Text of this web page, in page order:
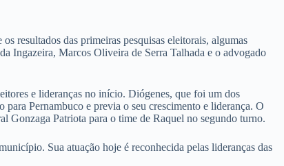
resultados das primeiras pesquisas eleitorais, algumas
Ingazeira, Marcos Oliveira de Serra Talhada e o advogado
e lideranças no início. Diógenes, que foi um dos
Pernambuco e previa o seu crescimento e liderança. O
Gonzaga Patriota para o time de Raquel no segundo turno.
Sua atuação hoje é reconhecida pelas lideranças das